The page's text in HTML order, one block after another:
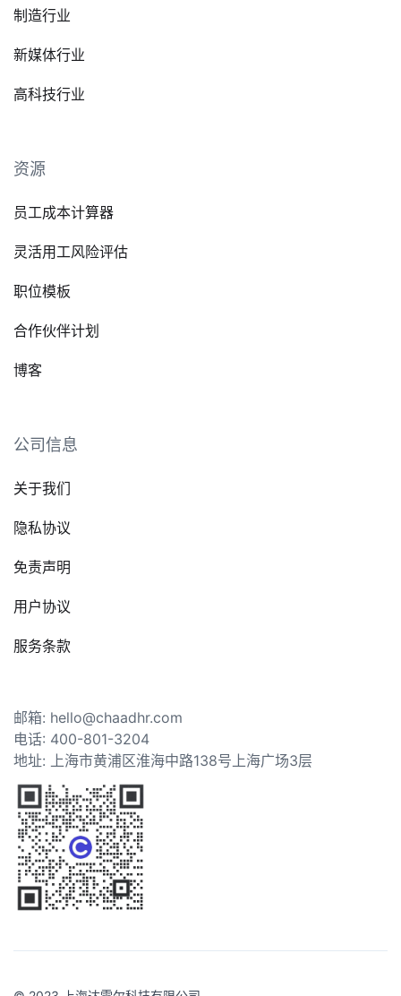
制造行业
新媒体行业
高科技行业
资源
员工成本计算器
灵活用工风险评估
职位模板
合作伙伴计划
博客
公司信息
关于我们
隐私协议
免责声明
用户协议
服务条款
邮箱: hello@chaadhr.com
电话: 400-801-3204
地址: 上海市黄浦区淮海中路138号上海广场3层